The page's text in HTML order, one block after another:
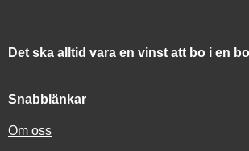
Det ska alltid vara en vinst att bo i en
Snabblänkar
Om oss